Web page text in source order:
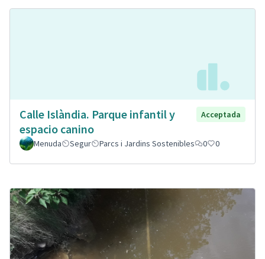
Calle Islàndia. Parque infantil y
espacio canino
Acceptada
Menuda Segur Parcs i Jardins Sostenibles 0 0